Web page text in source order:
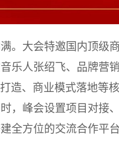
。大会特邀国内顶级
乐人张绍飞、品牌营
造、商业模式落地等
，峰会设置项目对接
全方位的交流合作平